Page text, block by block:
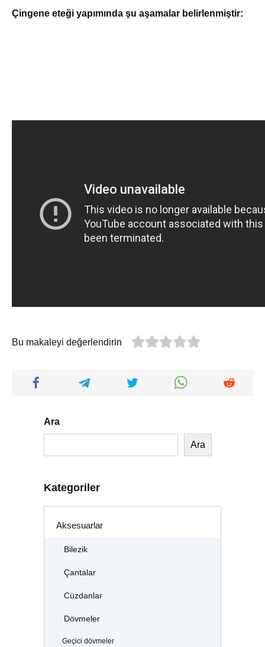
Çingene eteği yapımında şu aşamalar belirlenmiştir:
Bu makaleyi değerlendirin
Ara
Ara
Kategoriler
Aksesuarlar
Bilezik
Çantalar
Cüzdanlar
Dövmeler
Geçici dövmeler